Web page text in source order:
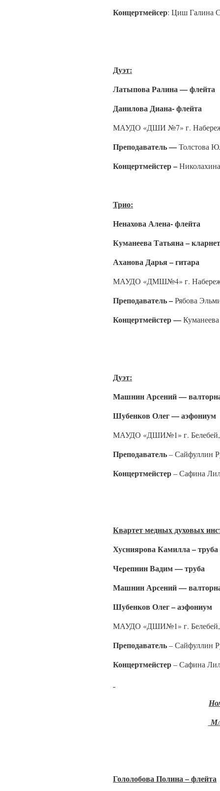
Концертмейсер: Циш Галина
Дуэт:
Латыпова Ралина — флейта
Данилова Диана- флейта
МАУДО «ДШИ №7» г.
Преподаватель —Толстова
Концертмейстер –
Трио:
Ненахова Алена- флейта
Куманеева Татьяна – кларнет
Аханова Дарья – гитара
МАУДО «ДМШ№4» г.
Преподаватель –Рябова
Концертмейстер —
Дуэт:
Машнин Арсений —
Шубенков Олег — аэфониум
МАУДО «ДШИ№1» г.
Преподаватель– Сайфуллин
Концертмейстер– Сафина
Квартет медных духовых
Хусниярова Камилла – труба
Черепнин Вадим — труба
Машнин Арсений —
Шубенков Олег – аэфониум
МАУДО «ДШИ№1» г.
Преподаватель– Сайфуллин
Концертмейстер– Сафина
Гололобова Полина – флейта